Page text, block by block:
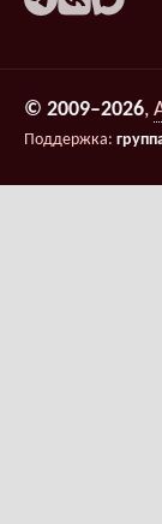
© 2009–2026,
Поддержка: